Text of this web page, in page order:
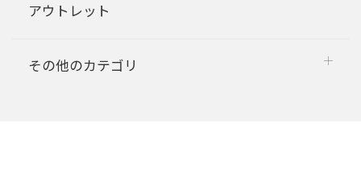
アウトレット
その他のカテゴリ